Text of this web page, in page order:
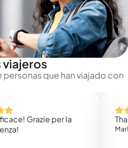
viajeros
que han viajado con
Grazie per la
Thank
Mark N.